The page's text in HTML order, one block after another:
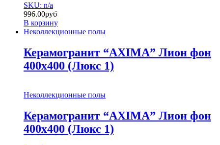
SKU: n/a
996.00руб
В корзину
Неколлекционные полы
Керамогранит “AXIMA” Лион фон
400х400 (Люкс 1)
Неколлекционные полы
Керамогранит “AXIMA” Лион фон
400х400 (Люкс 1)